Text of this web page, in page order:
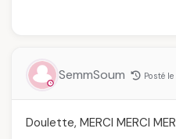
SemmSoum Posté
Doulette, MERCI MERCI